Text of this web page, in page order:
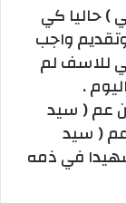
) حاليا كي
واجب
للاسف لم
.
عم ( سيد
عم ( سيد
في ذمه